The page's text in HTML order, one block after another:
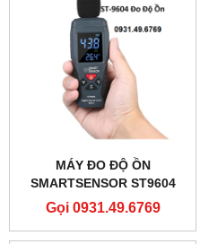
MÁY ĐO ĐỘ ỒN
SMARTSENSOR ST9604
Gọi 0931.49.6769